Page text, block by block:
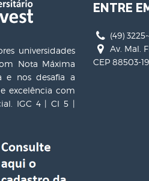
universidades
Nota Máxima
e nos desafia a
excelência com
IGC 4 | CI 5 |
ENTRE
(49) 3225-
Av. Mal.
CEP 88503-